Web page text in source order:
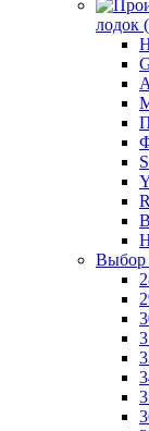
лодок
Выбор